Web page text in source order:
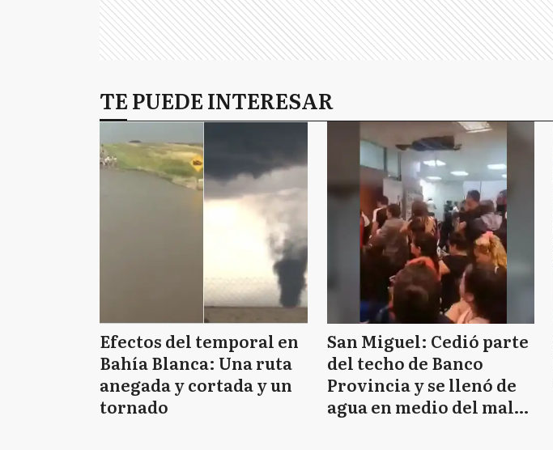
TE PUEDE INTERESAR
Efectos del temporal en
Bahía Blanca: Una ruta
anegada y cortada y un
tornado
San Miguel: Cedió parte
del techo de Banco
Provincia y se llenó de
agua en medio del mal